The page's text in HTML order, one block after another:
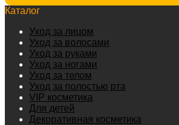
Каталог
Уход за лицом
Уход за волосами
Уход за руками
Уход за ногами
Уход за телом
Уход за полостью рта
VIP косметика
Для детей
Декоративная косметика